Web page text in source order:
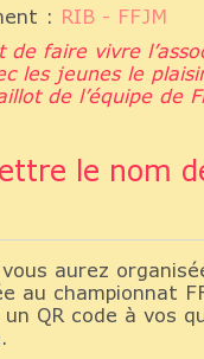
: RIB - FFJM
de faire vivre
les jeunes le
de l’équipe de
le nom
vous aurez
au championnat
QR code à vos